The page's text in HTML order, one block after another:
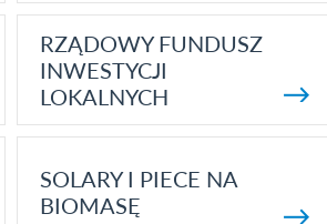
RZĄDOWY FUNDUSZ
INWESTYCJI
LOKALNYCH
SOLARY I PIECE NA
BIOMASĘ